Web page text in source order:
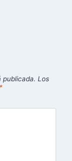
publicada. Los
*